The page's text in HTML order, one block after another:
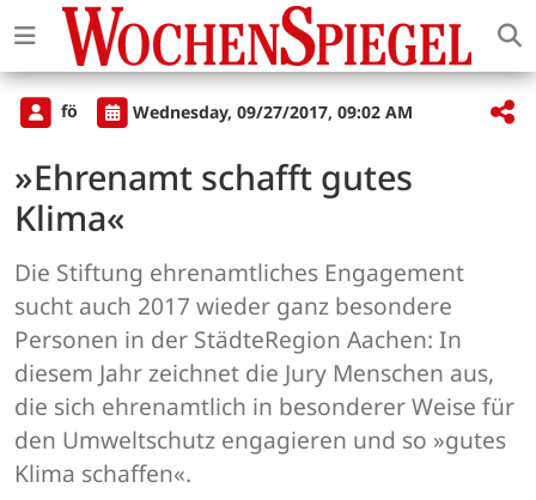
fö Wednesday, 09/27/2017, 09:02 AM
»Ehrenamt schafft gutes
Klima«
Die Stiftung ehrenamtliches Engagement
sucht auch 2017 wieder ganz besondere
Personen in der StädteRegion Aachen: In
diesem Jahr zeichnet die Jury Menschen aus,
die sich ehrenamtlich in besonderer Weise für
den Umweltschutz engagieren und so »gutes
Klima schaffen«.